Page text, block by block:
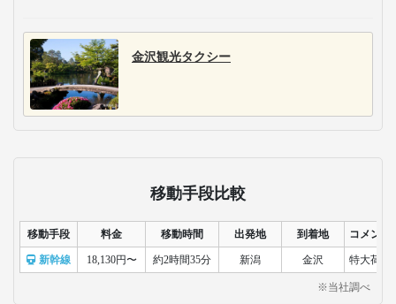
金沢観光タクシー
移動手段比較
移動手段 料金 移動時間 出発地 到着地 コメント
新幹線 18,130円〜 約2時間35分 新潟 金沢 特大荷物
※当社調べ